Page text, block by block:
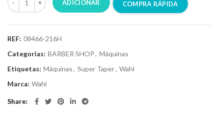
ADICIONAR COMPRA RÁPIDA
REF: 08466-216H
Categorias: BARBER SHOP, Máquinas
Etiquetas: Máquinas, Super Taper, Wahl
Marca: Wahl
Share